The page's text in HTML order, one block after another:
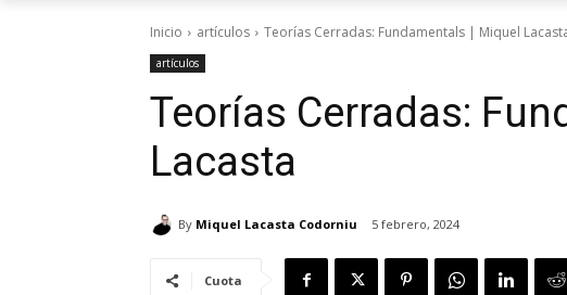
Inicio artículos Teorías Cerradas: Fundamentals | Miquel
artículos
Teorías Cerradas:
Lacasta
By Miquel Lacasta Codorniu 5 febrero, 2024
Cuota